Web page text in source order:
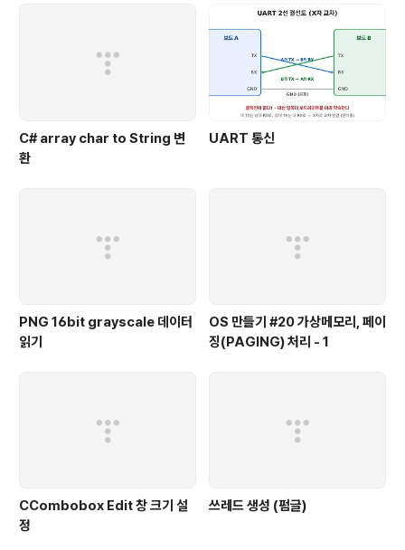
C# array char to String 변
환
UART 통신
PNG 16bit grayscale 데이터
읽기
OS 만들기 #20 가상메모리, 페이
징(PAGING) 처리 - 1
CCombobox Edit 창 크기 설
정
쓰레드 생성 (펌글)